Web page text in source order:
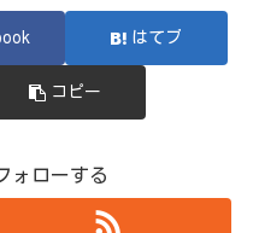
はてブ
コピー
ォローする